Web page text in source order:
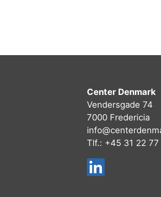
Center Denmark
Vendersgade 74
7000 Fredericia
Tlf.: +45 31 22 77